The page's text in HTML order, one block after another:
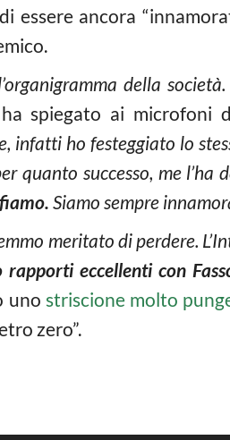
ancora
della società.
ha spiegato ai microfoni
infatti ho festeggiato lo
quanto successo, me
Siamo sempre
meritato di perdere.
rapporti eccellenti con
uno striscione molto
zero”.